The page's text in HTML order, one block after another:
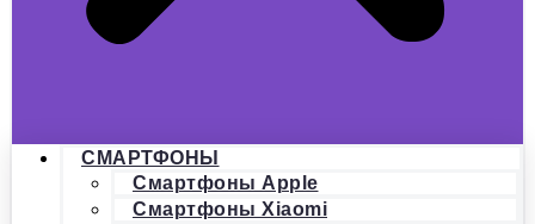
СМАРТФОНЫ
Смартфоны Apple
Смартфоны Xiaomi